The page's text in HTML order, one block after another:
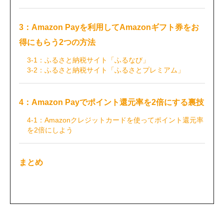
3：Amazon Payを利用してAmazonギフト券をお
得にもらう2つの方法
3-1：ふるさと納税サイト「ふるなび」
3-2：ふるさと納税サイト「ふるさとプレミアム」
4：Amazon Payでポイント還元率を2倍にする裏技
4-1：Amazonクレジットカードを使ってポイント還元率
を2倍にしよう
まとめ